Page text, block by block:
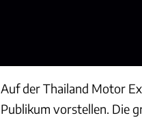
Auf der Thailand Motor
Publikum vorstellen. Die